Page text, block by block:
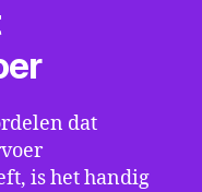
dat
is het handig